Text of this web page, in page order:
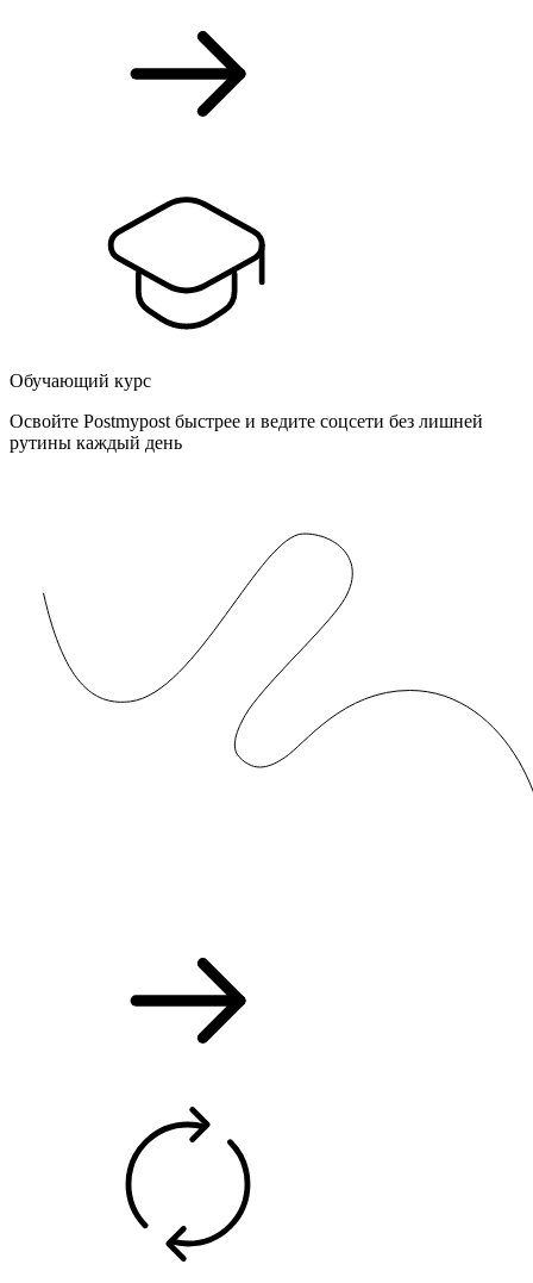
Обучающий курс
Освойте Postmypost быстрее и ведите соцсети без лишней
рутины каждый день